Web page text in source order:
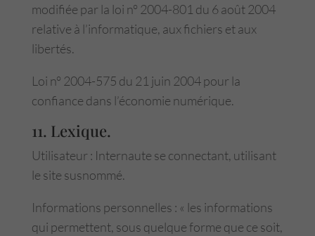
modifiée par la loi n° 2004-801 du 6 août 2004
relative à l’informatique, aux fichiers et aux
libertés.
Loi n° 2004-575 du 21 juin 2004 pour la
confiance dans l’économie numérique.
11. Lexique.
Utilisateur : Internaute se connectant, utilisant
le site susnommé.
Informations personnelles : « les informations
qui permettent, sous quelque forme que ce soit,